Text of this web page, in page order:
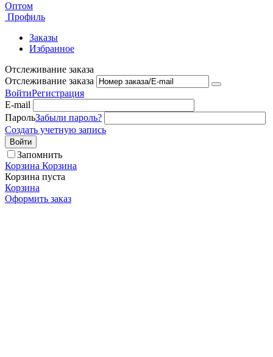
Оптом
Профиль
Заказы
Избранное
Отслеживание заказа
Отслеживание заказа
ВойтиРегистрация
E-mail
ПарольЗабыли пароль?
Создать учетную запись
Войти
Запомнить
Корзина Корзина
Корзина пуста
Корзина
Оформить заказ